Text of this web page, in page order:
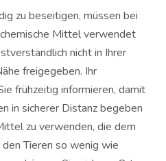
zu beseitigen, müssen bei
Mittel verwendet
nicht in Ihrer
freigegeben. Ihr
frühzeitig informieren, damit
in sicherer Distanz begeben
zu verwenden, die dem
Tieren so wenig wie